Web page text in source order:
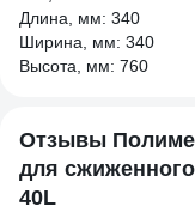
Длина, мм: 340
Ширина, мм: 340
Высота, мм: 760
Отзывы
для сжиженного
40L